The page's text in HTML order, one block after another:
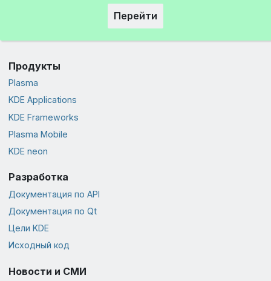
Перейти
Продукты
Plasma
KDE Applications
KDE Frameworks
Plasma Mobile
KDE neon
Разработка
Документация по API
Документация по Qt
Цели KDE
Исходный код
Новости и СМИ